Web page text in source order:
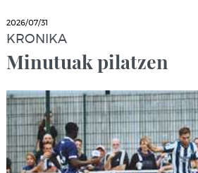
2026/07/31
KRONIKA
Minutuak pilatzen